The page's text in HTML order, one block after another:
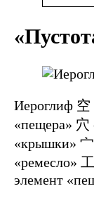
Иероглиф 空
«пещера» 穴
«крышки» 宀
«ремесло»
элемент